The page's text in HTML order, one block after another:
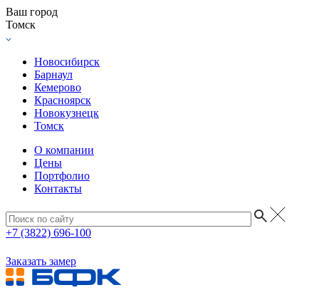
Ваш город
Томск
Новосибирск
Барнаул
Кемерово
Красноярск
Новокузнецк
Томск
О компании
Цены
Портфолио
Контакты
+7 (3822) 696-100
Заказать замер